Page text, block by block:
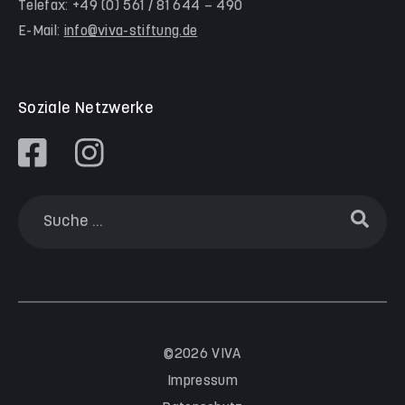
Familienzentrum Himmelsstürmer
Präventionsangebote an Kitas und Schulen
Telefax: +49 (0) 561 / 81 644 – 490
E-Mail: info@viva-stiftung.de
Soziale Netzwerke
©2026 VIVA
Impressum